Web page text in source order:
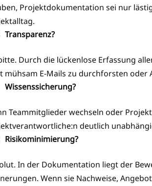
Projektdokumentation sei nur
Transparenz?
Durch die lückenlose Erfassung
mühsam E-Mails zu durchforsten
Wissenssicherung?
Teammitglieder wechseln oder
deutlich
Risikominimierung?
In der Dokumentation liegt der
Wenn sie Nachweise,